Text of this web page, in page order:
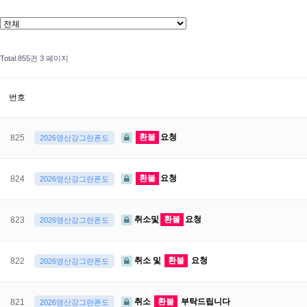
Total 855건 3 페이지
번호
825 2026영산강그란폰도 환불 요청
824 2026영산강그란폰도 환불 요청
823 2026영산강그란폰도 취소및 환불 요청
822 2026영산강그란폰도 취소 및 환불 요청
821 2026영산강그란폰도 취소 환불 부탁드립니다